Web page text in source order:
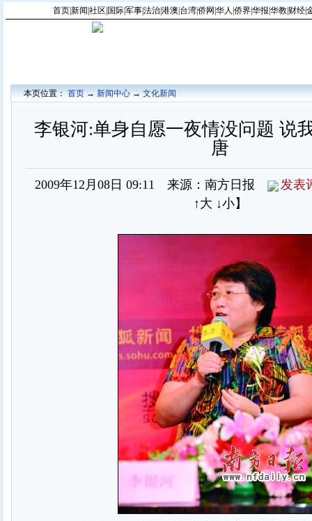
首页|新闻 社区 国际|军事|法治|港澳 台湾|侨网 华人 侨界|华报 华教| 财经|
本页位置：首页→新闻中心→文化新闻
李银河:单身自愿一夜情没问题 说
唐
2009年12月08日 09:11 来源：南方日报
发表
↑大 ↓小】